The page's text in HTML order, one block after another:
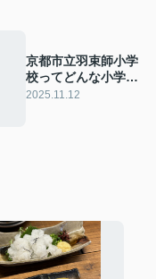
京都市立羽束師小学
校ってどんな小学
校？学区内のおすす
2025.11.12